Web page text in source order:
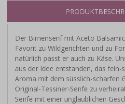
Der Birnensenf mit Aceto
Favorit zu Wildgerichten und zu
natürlich passt er auch zu Käse.
aus der Idee entstanden, das fein-
Aroma mit dem süsslich-scharfen
Original-Tessiner-Senfe zu
Senfe mit einer unglaublichen